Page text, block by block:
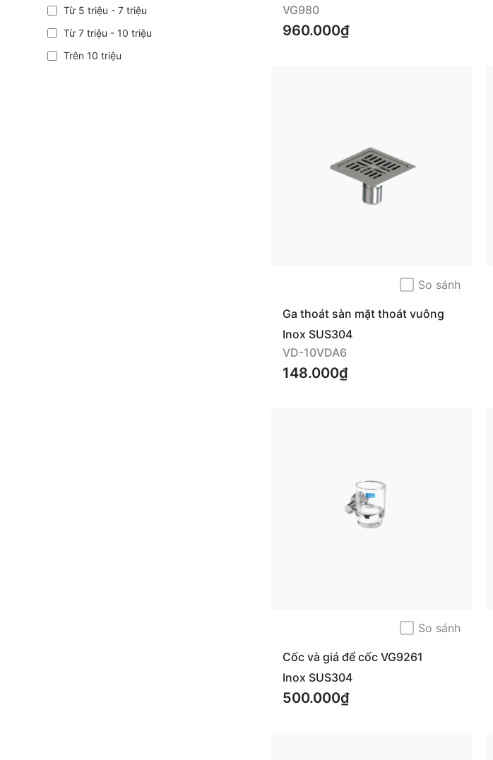
Từ 5 triệu - 7 triệu
Từ 7 triệu - 10 triệu
Trên 10 triệu
VG980
960.000₫
So sánh
Ga thoát sàn mặt thoát vuông
hở
Inox SUS304
VD-10VDA6
148.000₫
So sánh
Cốc và giá để cốc VG9261
Inox SUS304
500.000₫